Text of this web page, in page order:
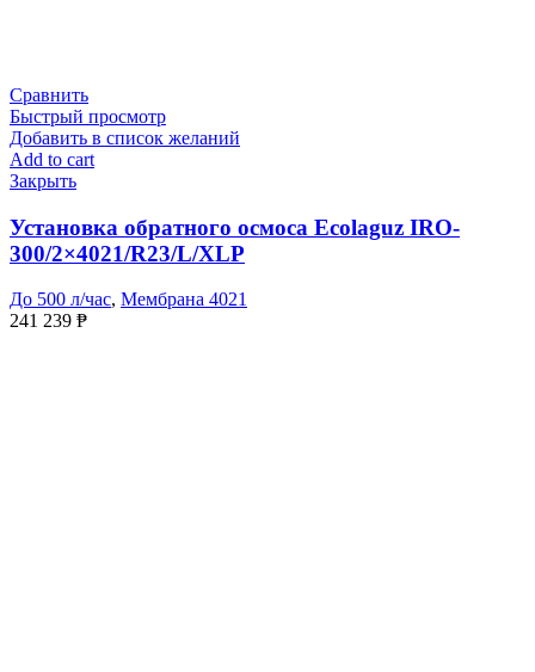
Сравнить
Быстрый просмотр
Добавить в список желаний
Add to cart
Закрыть
Установка обратного осмоса Ecolaguz IRO-
300/2×4021/R23/L/XLP
До 500 л/час, Мембрана 4021
241 239 ₱